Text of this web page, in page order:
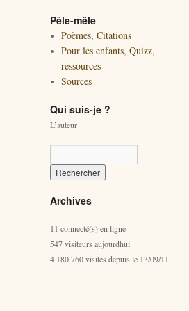
Pêle-mêle
Poèmes, Citations
Pour les enfants, Quizz,
ressources
Sources
Qui suis-je ?
L’auteur
Archives
11 connecté(s) en ligne
547 visiteurs aujourdhui
4 180 760 visites depuis le 13/09/11